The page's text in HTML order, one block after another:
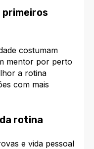
primeiros
costumam
mentor por perto
a rotina
com mais
rotina
e vida pessoal